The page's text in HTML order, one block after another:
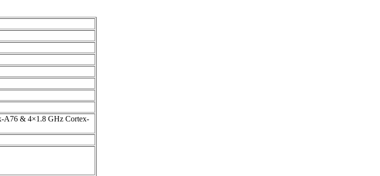
A76 & 4×1.8 GHz Cortex-